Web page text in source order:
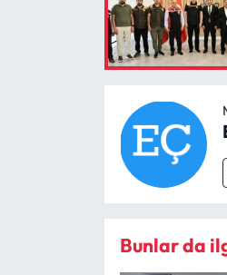
Bunlar da